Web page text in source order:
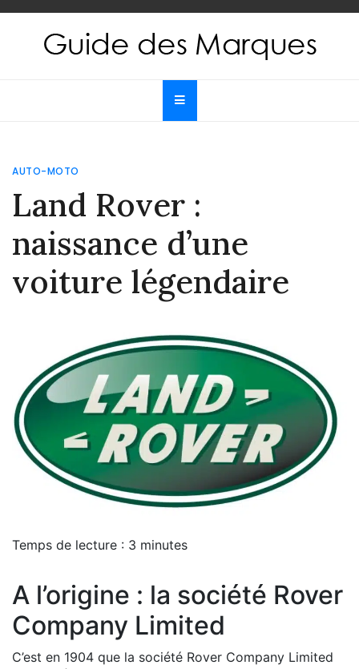
Skip
content
Guide des Marques
AUTO-MOTO
Land Rover :
naissance d’une
voiture légendaire
Temps de lecture : 3 minutes
A l’origine : la société Rover
Company Limited
C’est en 1904 que la société Rover Company Limited